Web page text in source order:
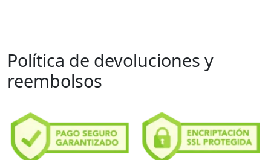
Política de devoluciones y
reembolsos